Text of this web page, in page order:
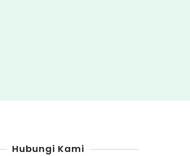
Hubungi Kami